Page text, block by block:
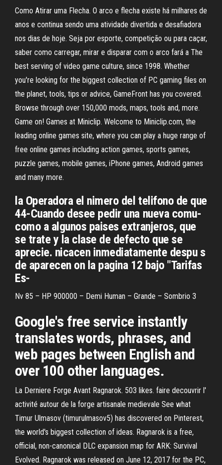
Como Atirar uma Flecha. O arco e flecha existe há milhares de
anos e continua sendo uma atividade divertida e desafiadora
nos dias de hoje. Seja por esporte, competição ou para caçar,
saber como carregar, mirar e disparar com o arco fará a The
best serving of video game culture, since 1998. Whether
you're looking for the biggest collection of PC gaming files on
the planet, tools, tips or advice, GameFront has you covered.
Browse through over 150,000 mods, maps, tools and, more.
Game on! Games at Miniclip. Welcome to Miniclip.com, the
leading online games site, where you can play a huge range of
free online games including action games, sports games,
puzzle games, mobile games, iPhone games, Android games
and many more.
la Operadora el nimero del telifono de que
44-Cuando desee pedir una nueva comu-
como a algunos paises extranjeros, que
se trate y la clase de defecto que se
aprecie. nicacen inmediatamente despu s
de aparecen on la pagina 12 bajo "Tarifas
Es-
Nv 85 – HP 900000 – Demi Human – Grande – Sombrio 3
Google's free service instantly
translates words, phrases, and
web pages between English and
over 100 other languages.
La Derniere Forge Avant Ragnarok. 503 likes. faire decouvrir l'
activité autour de la forge artisanale medievale See what
Timur Ulmasov (timurulmasov5) has discovered on Pinterest,
the world's biggest collection of ideas. Ragnarok is a free,
official, non-canonical DLC expansion map for ARK: Survival
Evolved. Ragnarok was released on June 12, 2017 for the PC,